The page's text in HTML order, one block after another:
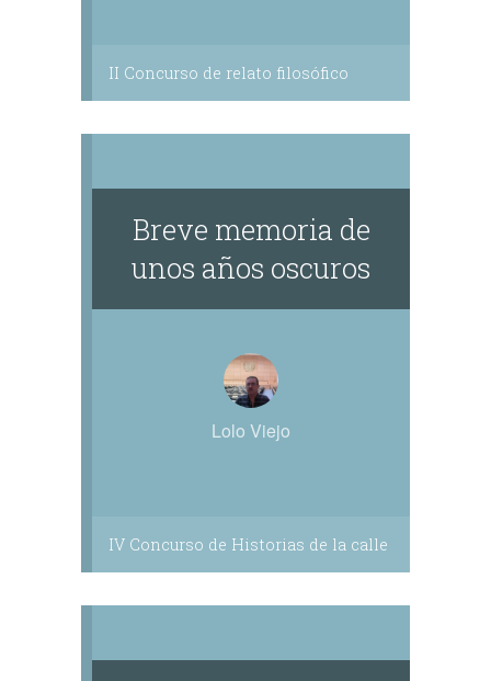
II Concurso de relato filosófico
Breve memoria de
unos años oscuros
Lolo Viejo
IV Concurso de Historias de la calle